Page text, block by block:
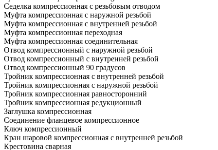
Седелка компрессионная с резьбовым отводом
Муфта компрессионная с наружной резьбой
Муфта компрессионная с внутренней резьбой
Муфта компрессионная переходная
Муфта компрессионная соединительная
Отвод компрессионный с наружной резьбой
Отвод компрессионный с внутренней резьбой
Отвод компрессионный 90 градусов
Тройник компрессионная с внутренней резьбой
Тройник компрессионная с наружной резьбой
Тройник компрессионная равносторонний
Тройник компрессионная редукционный
Заглушка компрессионная
Соединение фланцевое компрессионное
Ключ компрессионный
Кран шаровой компрессионная с внутренней резьбой
Крестовина сварная